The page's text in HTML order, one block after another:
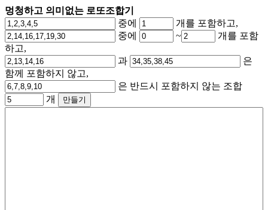
멍청하고 의미없는 로또조합기
중에
개를 포함하고,
중에
~
개를 포함
하고,
과
은
함께 포함하지 않고,
은 반드시 포함하지 않는 조합
개